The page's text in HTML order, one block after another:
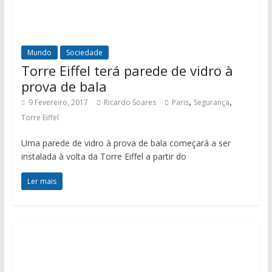
Mundo Sociedade
Torre Eiffel terá parede de vidro à
prova de bala
9 Fevereiro, 2017 Ricardo Soares Paris, Segurança,
Torre Eiffel
Uma parede de vidro à prova de bala começará a ser
instalada à volta da Torre Eiffel a partir do
Ler mais